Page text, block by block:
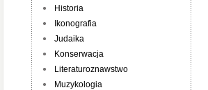
Historia
Ikonografia
Judaika
Konserwacja
Literaturoznawstwo
Muzykologia